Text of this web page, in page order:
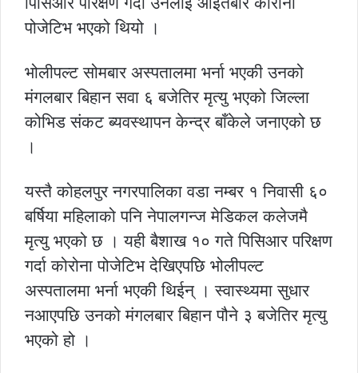
पोजेटिभ भएको थियो ।
भोलीपल्ट सोमबार अस्पतालमा भर्ना भएकी उनको
मंगलबार बिहान सवा ६ बजेतिर मृत्यु भएको जिल्ला
कोभिड संकट ब्यवस्थापन केन्द्र बाँकेले जनाएको छ
।
यस्तै कोहलपुर नगरपालिका वडा नम्बर १ निवासी ६०
बर्षिया महिलाको पनि नेपालगन्ज मेडिकल कलेजमै
मृत्यु भएको छ । यही बैशाख १० गते पिसिआर परिक्षण
गर्दा कोरोना पोजेटिभ देखिएपछि भोलीपल्ट
अस्पतालमा भर्ना भएकी थिईन् । स्वास्थ्यमा सुधार
नआएपछि उनको मंगलबार बिहान पौने ३ बजेतिर मृत्यु
भएको हो ।